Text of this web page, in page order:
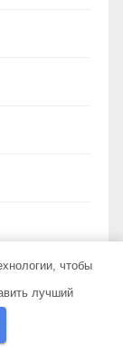
чтобы
лучший